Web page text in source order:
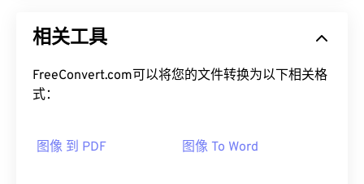
相关工具
FreeConvert.com可以将您的文件转换为以下相关格
式：
图像 到 PDF 图像 To Word